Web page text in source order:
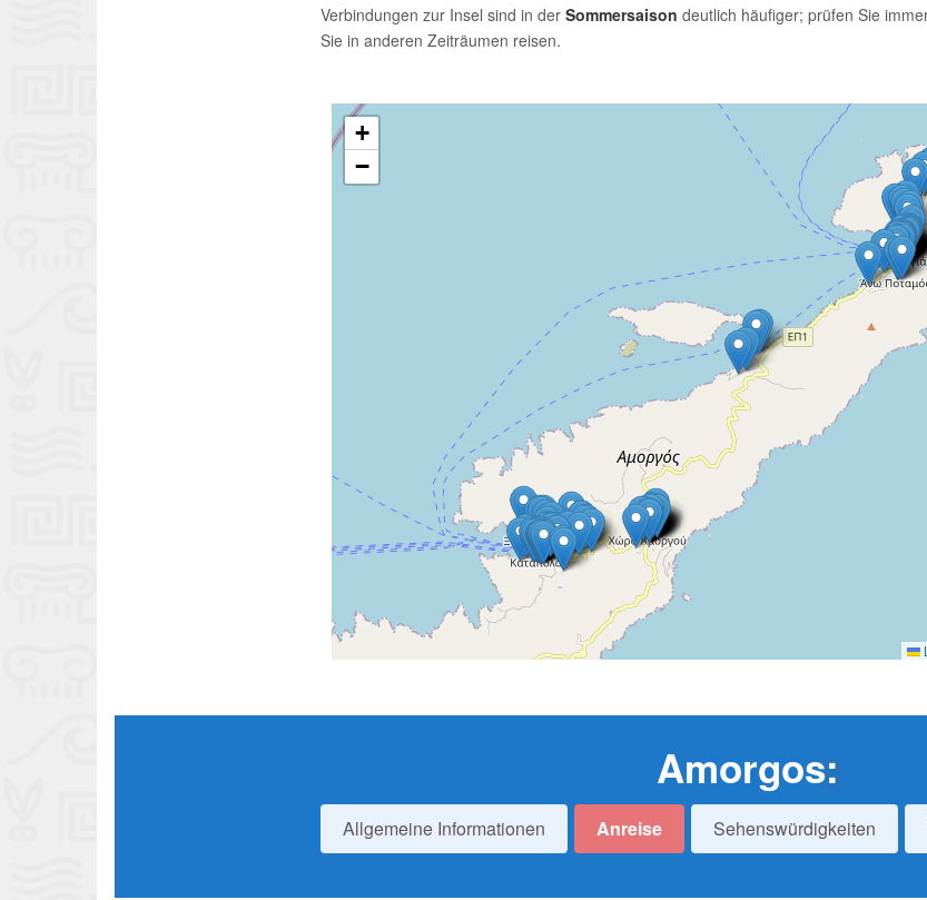
Verbindungen zur Insel sind in der Sommersaison deutlich häufiger; prüfen Sie
Sie in anderen Zeiträumen reisen.
+
−
Amorgos:
Allgemeine Informationen Anreise Sehenswürdigkeiten